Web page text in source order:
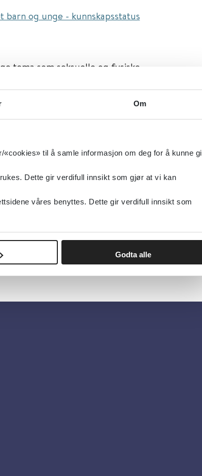
Om
til å samle informasjon om deg for å kunne gi
Dette gir verdifull innsikt som gjør at vi kan
våres benyttes. Dette gir verdifull innsikt som
Godta alle
og unge - kunnskapsstatus
tema som seksuelle og fysiske
og traumatisk stress